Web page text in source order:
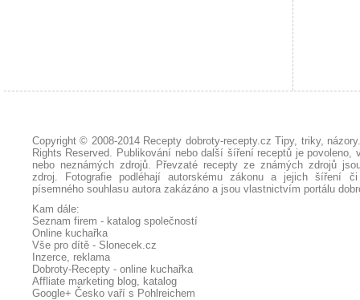
Copyright © 2008-2014 Recepty dobroty-recepty.cz Tipy, triky,
Rights Reserved. Publikování nebo další šíření receptů je povoleno,
nebo neznámých zdrojů. Převzaté recepty ze známých zdrojů
zdroj. Fotografie podléhají autorskému zákonu a jejich šíření
písemného souhlasu autora zakázáno a jsou vlastnictvím portálu
Kam dále:
Seznam firem - katalog společností
Online kuchařka
Vše pro dítě - Slonecek.cz
Inzerce, reklama
Dobroty-Recepty - online kuchařka
Affliate marketing blog, katalog
Google+ Česko vaří s Pohlreichem